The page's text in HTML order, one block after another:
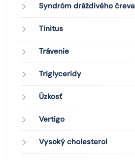
Syndróm dráždivého čreva
Tinitus
Trávenie
Triglyceridy
Úzkosť
Vertigo
Vysoký cholesterol